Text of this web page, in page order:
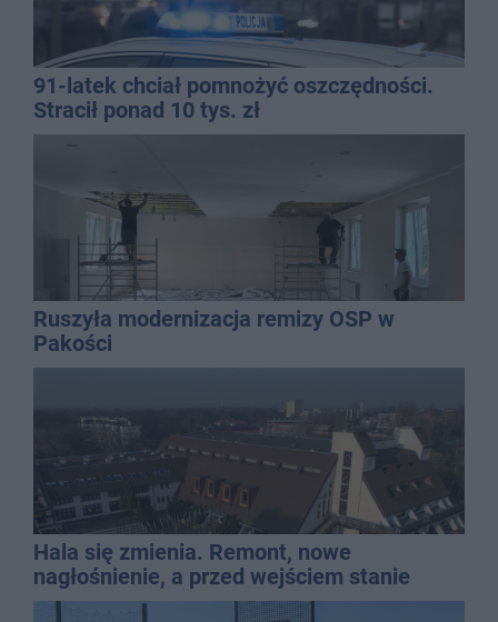
91-latek chciał pomnożyć oszczędności.
Stracił ponad 10 tys. zł
Ruszyła modernizacja remizy OSP w
Pakości
Hala się zmienia. Remont, nowe
nagłośnienie, a przed wejściem stanie
QEMETICA ARENA